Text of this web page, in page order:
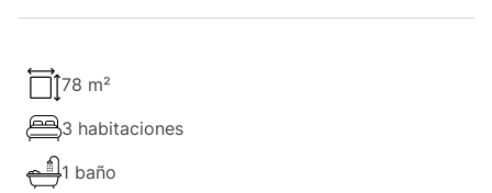
78 m²
3 habitaciones
1 baño